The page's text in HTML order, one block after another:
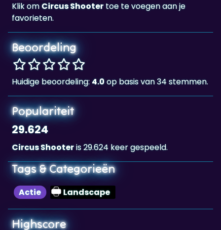
Beoordeling
Huidige beoordeling:
Populariteit
29.624
Circus Shooter
Tags & Categorieën
Actie Landscape
Highscore
28,418